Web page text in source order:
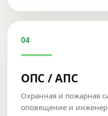
04
ОПС / АПС
Охранная и пожарная
оповещение и